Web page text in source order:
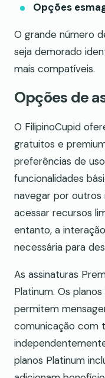
Opções
O grande número
seja demorado
mais compatíveis.
Opções de
O FilipinoCupid
gratuitos e
preferências de
funcionalidades
navegar por outros
acessar recursos
entanto, a
necessária para
As assinaturas
Platinum. Os
permitem
comunicação com
planos Platinum